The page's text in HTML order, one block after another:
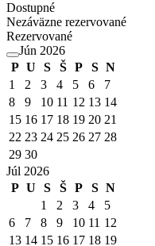
Dostupné
Nezáväzne rezervované
Rezervované
Jún 2026
P U S Š P S N
1
2 3 4 5 6
7
8
9 10 11 12 13 14
15 16 17 18 19 20 21
22 23 24 25 26 27 28
29 30
Júl 2026
P U S Š P S N
1
2 3 4
5
6
7 8 9 10 11 12
13 14 15 16 17 18 19